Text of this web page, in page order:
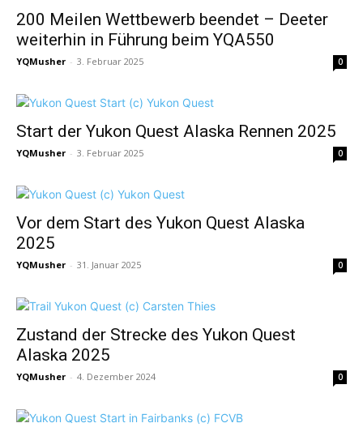
200 Meilen Wettbewerb beendet – Deeter
weiterhin in Führung beim YQA550
YQMusher - 3. Februar 2025 0
Start der Yukon Quest Alaska Rennen 2025
YQMusher - 3. Februar 2025 0
Vor dem Start des Yukon Quest Alaska
2025
YQMusher - 31. Januar 2025 0
Zustand der Strecke des Yukon Quest
Alaska 2025
YQMusher - 4. Dezember 2024 0